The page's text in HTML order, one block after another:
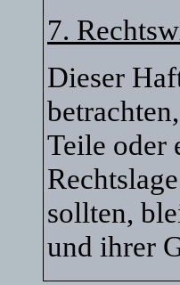
7.
Dieser
Teile oder
sollten,
und ihrer